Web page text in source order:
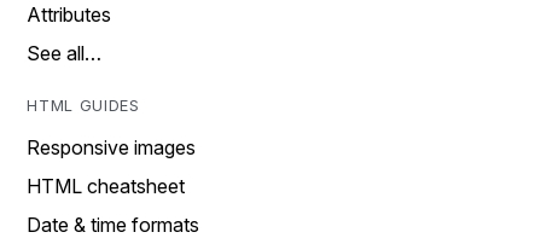
Attributes
See all…
HTML GUIDES
Responsive images
HTML cheatsheet
Date & time formats